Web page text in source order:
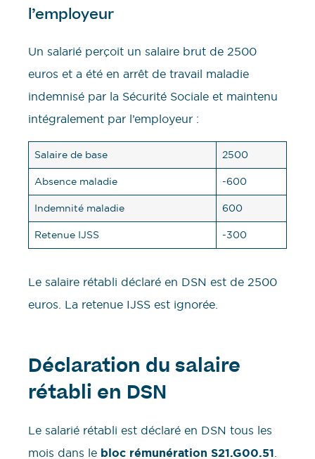
l’employeur
Un salarié perçoit un salaire brut de 2500
euros et a été en arrêt de travail maladie
indemnisé par la Sécurité Sociale et maintenu
intégralement par l’employeur :
Salaire de base 2500
Absence maladie -600
Indemnité maladie 600
Retenue IJSS -300
Le salaire rétabli déclaré en DSN est de 2500
euros. La retenue IJSS est ignorée.
Déclaration du salaire
rétabli en DSN
Le salarié rétabli est déclaré en DSN tous les
mois dans le bloc rémunération S21.G00.51